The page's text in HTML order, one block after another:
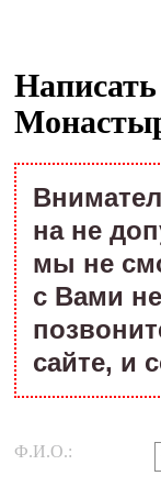
на не
мы не
с Вами
сайте, и
Ф.И.О.: